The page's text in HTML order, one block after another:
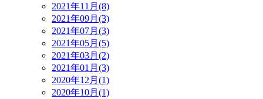
2021年11月(8)
2021年09月(3)
2021年07月(3)
2021年05月(5)
2021年03月(2)
2021年01月(3)
2020年12月(1)
2020年10月(1)